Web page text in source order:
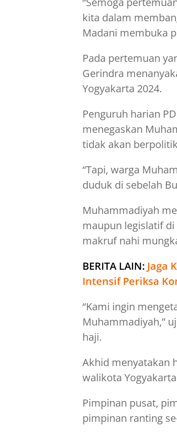
kita dalam
Madani membuka
Pada pertemuan
Gerindra
Yogyakarta 2024.
Penguruh harian
menegaskan
tidak akan
“Tapi, warga
duduk di sebelah
Muhammadiyah
maupun legislatif
makruf nahi
BERITA LAIN: Jaga
Intensif Periksa
“Kami ingin
Muhammadiyah,”
haji.
Akhid menyatakan
walikota
Pimpinan pusat,
pimpinan ranting